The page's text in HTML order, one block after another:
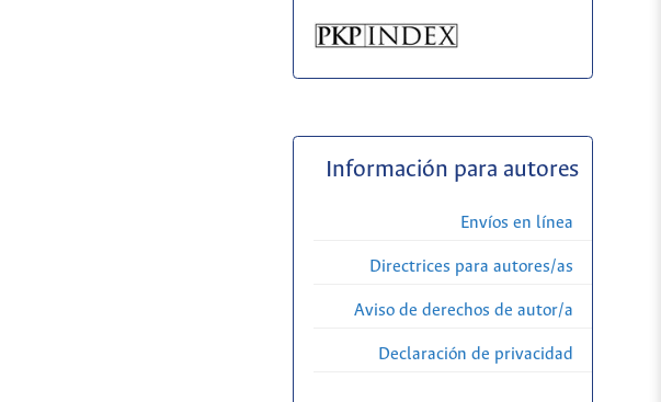
Información para autores
Envíos en línea
Directrices para autores/as
Aviso de derechos de autor/a
Declaración de privacidad